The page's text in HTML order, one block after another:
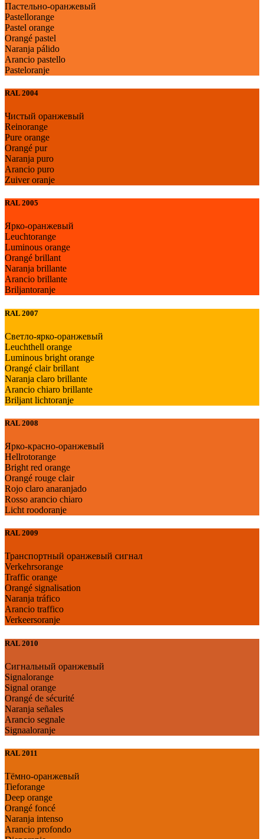
Пастельно-оранжевый
Pastellorange
Pastel orange
Orangé pastel
Naranja pálido
Arancio pastello
Pasteloranje
RAL 2004
Чистый оранжевый
Reinorange
Pure orange
Orangé pur
Naranja puro
Arancio puro
Zuiver oranje
RAL 2005
Ярко-оранжевый
Leuchtorange
Luminous orange
Orangé brillant
Naranja brillante
Arancio brillante
Briljantoranje
RAL 2007
Светло-ярко-оранжевый
Leuchthell orange
Luminous bright orange
Orangé clair brillant
Naranja claro brillante
Arancio chiaro brillante
Briljant lichtoranje
RAL 2008
Ярко-красно-оранжевый
Hellrotorange
Bright red orange
Orangé rouge clair
Rojo claro anaranjado
Rosso arancio chiaro
Licht roodoranje
RAL 2009
Транспортный оранжевый сигнал
Verkehrsorange
Traffic orange
Orangé signalisation
Naranja tráfico
Arancio traffico
Verkeersoranje
RAL 2010
Сигнальный оранжевый
Signalorange
Signal orange
Orangé de sécurité
Naranja señales
Arancio segnale
Signaaloranje
RAL 2011
Тёмно-оранжевый
Tieforange
Deep orange
Orangé foncé
Naranja intenso
Arancio profondo